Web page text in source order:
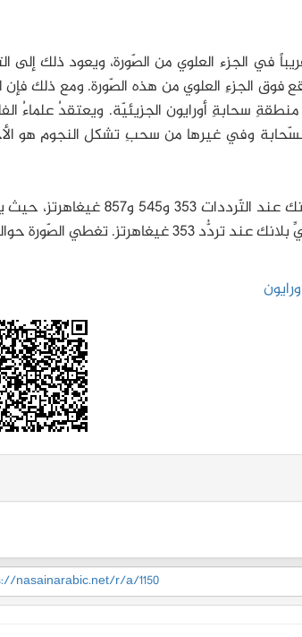
الجزء العلوي من الصّورة، ويعود ذلك إلى
الجزءِ العلوي من هذه الصّورة. ومع ذلك فإن
سحابةِ أورايون الجزيئيّة. ويعتقدُ علماءُ
وفي غيرها من سحبِ تشكل النجوم هو
تُحسَبُ انبعاثات الغبار من خلال دمج نتائج رصد القمر الصّناعيِّ بلانك عند التّرددات 353
nasainarabic.net/r/a/1150